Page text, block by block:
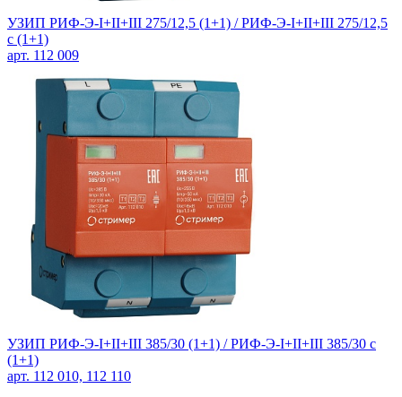
УЗИП РИФ-Э-I+II+III 275/12,5 (1+1) / РИФ-Э-I+II+III 275/12,5
c (1+1)
арт. 112 009
УЗИП РИФ-Э-I+II+III 385/30 (1+1) / РИФ-Э-I+II+III 385/30 с
(1+1)
арт. 112 010, 112 110